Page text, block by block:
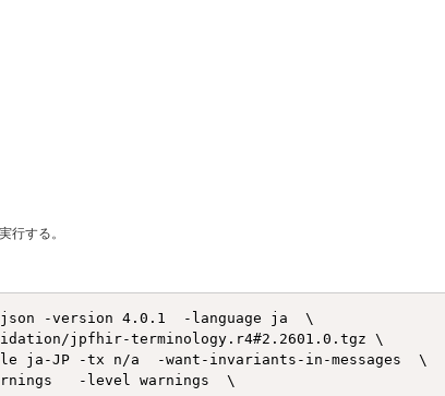
行する。
-version 4.0.1  -language ja  \
jpfhir-terminology.r4#2.2601.0.tgz \
ja-JP -tx n/a  -want-invariants-in-messages  \
-level warnings  \